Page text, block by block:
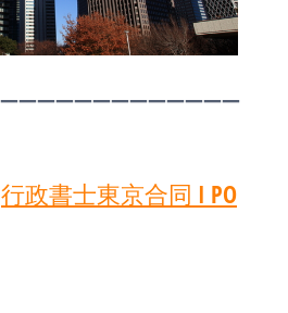
行政書士東京合同 I PO